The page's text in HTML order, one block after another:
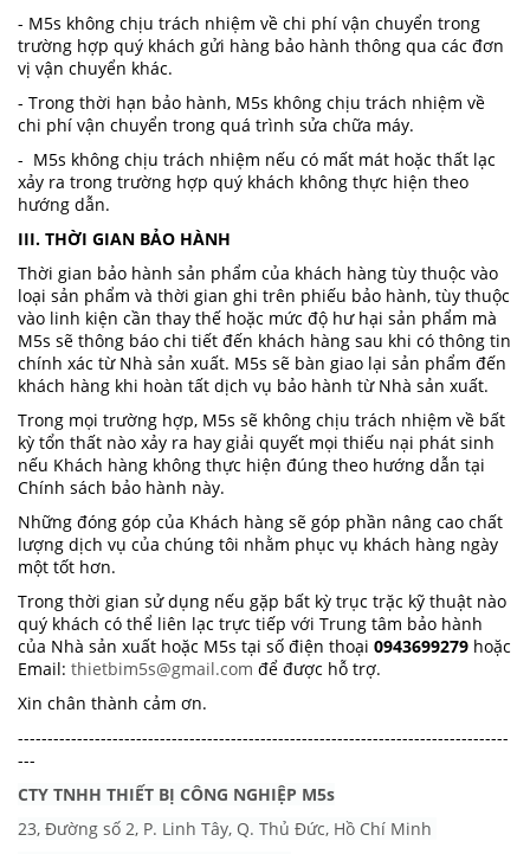
- M5s không chịu trách nhiệm về chi phí vận chuyển trong
trường hợp quý khách gửi hàng bảo hành thông qua các đơn
vị vận chuyển khác.
- Trong thời hạn bảo hành, M5s không chịu trách nhiệm về
chi phí vận chuyển trong quá trình sửa chữa máy.
- M5s không chịu trách nhiệm nếu có mất mát hoặc thất lạc
xảy ra trong trường hợp quý khách không thực hiện theo
hướng dẫn.
III. THỜI GIAN BẢO HÀNH
Thời gian bảo hành sản phẩm của khách hàng tùy thuộc vào
loại sản phẩm và thời gian ghi trên phiếu bảo hành, tùy thuộc
vào linh kiện cần thay thế hoặc mức độ hư hại sản phẩm mà
M5s sẽ thông báo chi tiết đến khách hàng sau khi có thông tin
chính xác từ Nhà sản xuất. M5s sẽ bàn giao lại sản phẩm đến
khách hàng khi hoàn tất dịch vụ bảo hành từ Nhà sản xuất.
Trong mọi trường hợp, M5s sẽ không chịu trách nhiệm về bất
kỳ tổn thất nào xảy ra hay giải quyết mọi thiếu nại phát sinh
nếu Khách hàng không thực hiện đúng theo hướng dẫn tại
Chính sách bảo hành này.
Những đóng góp của Khách hàng sẽ góp phần nâng cao chất
lượng dịch vụ của chúng tôi nhằm phục vụ khách hàng ngày
một tốt hơn.
Trong thời gian sử dụng nếu gặp bất kỳ trục trặc kỹ thuật nào
quý khách có thể liên lạc trực tiếp với Trung tâm bảo hành
của Nhà sản xuất hoặc M5s tại số điện thoại 0943699279 hoặc
Email: thietbim5s@gmail.com để được hỗ trợ.
Xin chân thành cảm ơn.
-----------------------------------------------------------------------------------
---
CTY TNHH THIẾT BỊ CÔNG NGHIỆP M5s
23, Đường số 2, P. Linh Tây, Q. Thủ Đức, Hồ Chí Minh